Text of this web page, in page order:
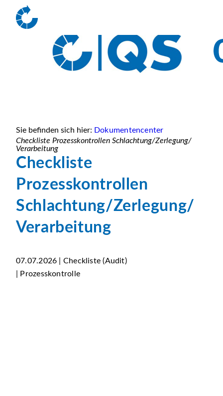
Sie befinden sich hier: Dokumentencenter
Checkliste Prozesskontrollen Schlachtung/Zerlegung/
Verarbeitung
Checkliste
Prozesskontrollen
Schlachtung/Zerlegung/
Verarbeitung
07.07.2026 | Checkliste (Audit)
| Prozesskontrolle